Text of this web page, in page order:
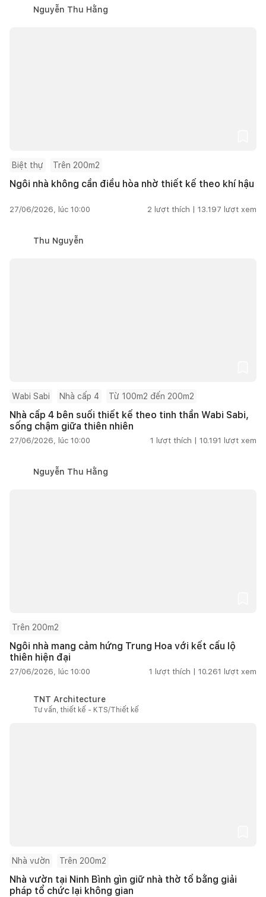
Nguyễn Thu Hằng
Biệt thự Trên 200m2
Ngôi nhà không cần điều hòa nhờ thiết kế theo khí hậu
27/06/2026, lúc 10:00 2 lượt thích | 13.197 lượt xem
Thu Nguyễn
Wabi Sabi Nhà cấp 4 Từ 100m2 đến 200m2
Nhà cấp 4 bên suối thiết kế theo tinh thần Wabi Sabi,
sống chậm giữa thiên nhiên
27/06/2026, lúc 10:00 1 lượt thích | 10.191 lượt xem
Nguyễn Thu Hằng
Trên 200m2
Ngôi nhà mang cảm hứng Trung Hoa với kết cấu lộ
thiên hiện đại
27/06/2026, lúc 10:00 1 lượt thích | 10.261 lượt xem
TNT Architecture
Tư vấn, thiết kế - KTS/Thiết kế
Nhà vườn Trên 200m2
Nhà vườn tại Ninh Bình gìn giữ nhà thờ tổ bằng giải
pháp tổ chức lại không gian